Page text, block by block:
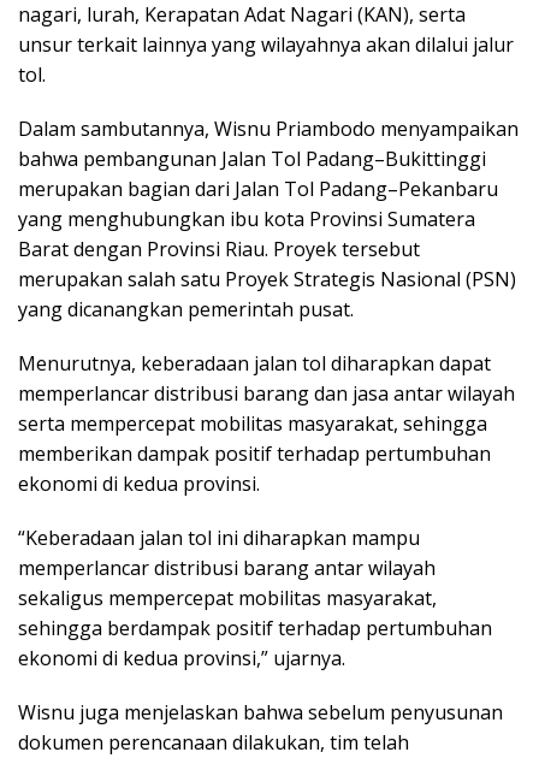
nagari, lurah, Kerapatan Adat Nagari (KAN), serta
unsur terkait lainnya yang wilayahnya akan dilalui jalur
tol.
Dalam sambutannya, Wisnu Priambodo menyampaikan
bahwa pembangunan Jalan Tol Padang–Bukittinggi
merupakan bagian dari Jalan Tol Padang–Pekanbaru
yang menghubungkan ibu kota Provinsi Sumatera
Barat dengan Provinsi Riau. Proyek tersebut
merupakan salah satu Proyek Strategis Nasional (PSN)
yang dicanangkan pemerintah pusat.
Menurutnya, keberadaan jalan tol diharapkan dapat
memperlancar distribusi barang dan jasa antar wilayah
serta mempercepat mobilitas masyarakat, sehingga
memberikan dampak positif terhadap pertumbuhan
ekonomi di kedua provinsi.
“Keberadaan jalan tol ini diharapkan mampu
memperlancar distribusi barang antar wilayah
sekaligus mempercepat mobilitas masyarakat,
sehingga berdampak positif terhadap pertumbuhan
ekonomi di kedua provinsi,” ujarnya.
Wisnu juga menjelaskan bahwa sebelum penyusunan
dokumen perencanaan dilakukan, tim telah